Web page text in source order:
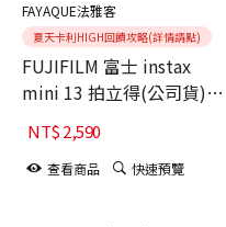
FAYAQUE法雅客
夏天卡利HIGH回饋攻略(詳情請點)
FUJIFILM 富士 instax
mini 13 拍立得(公司貨)五
色選
NT$2,590
查看商品 快速預覽